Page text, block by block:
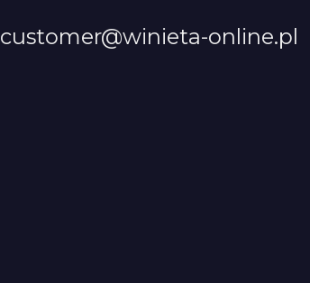
customer@winieta-online.pl